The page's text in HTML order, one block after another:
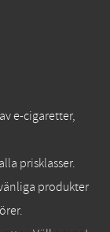
e-cigaretter,
prisklasser.
produkter